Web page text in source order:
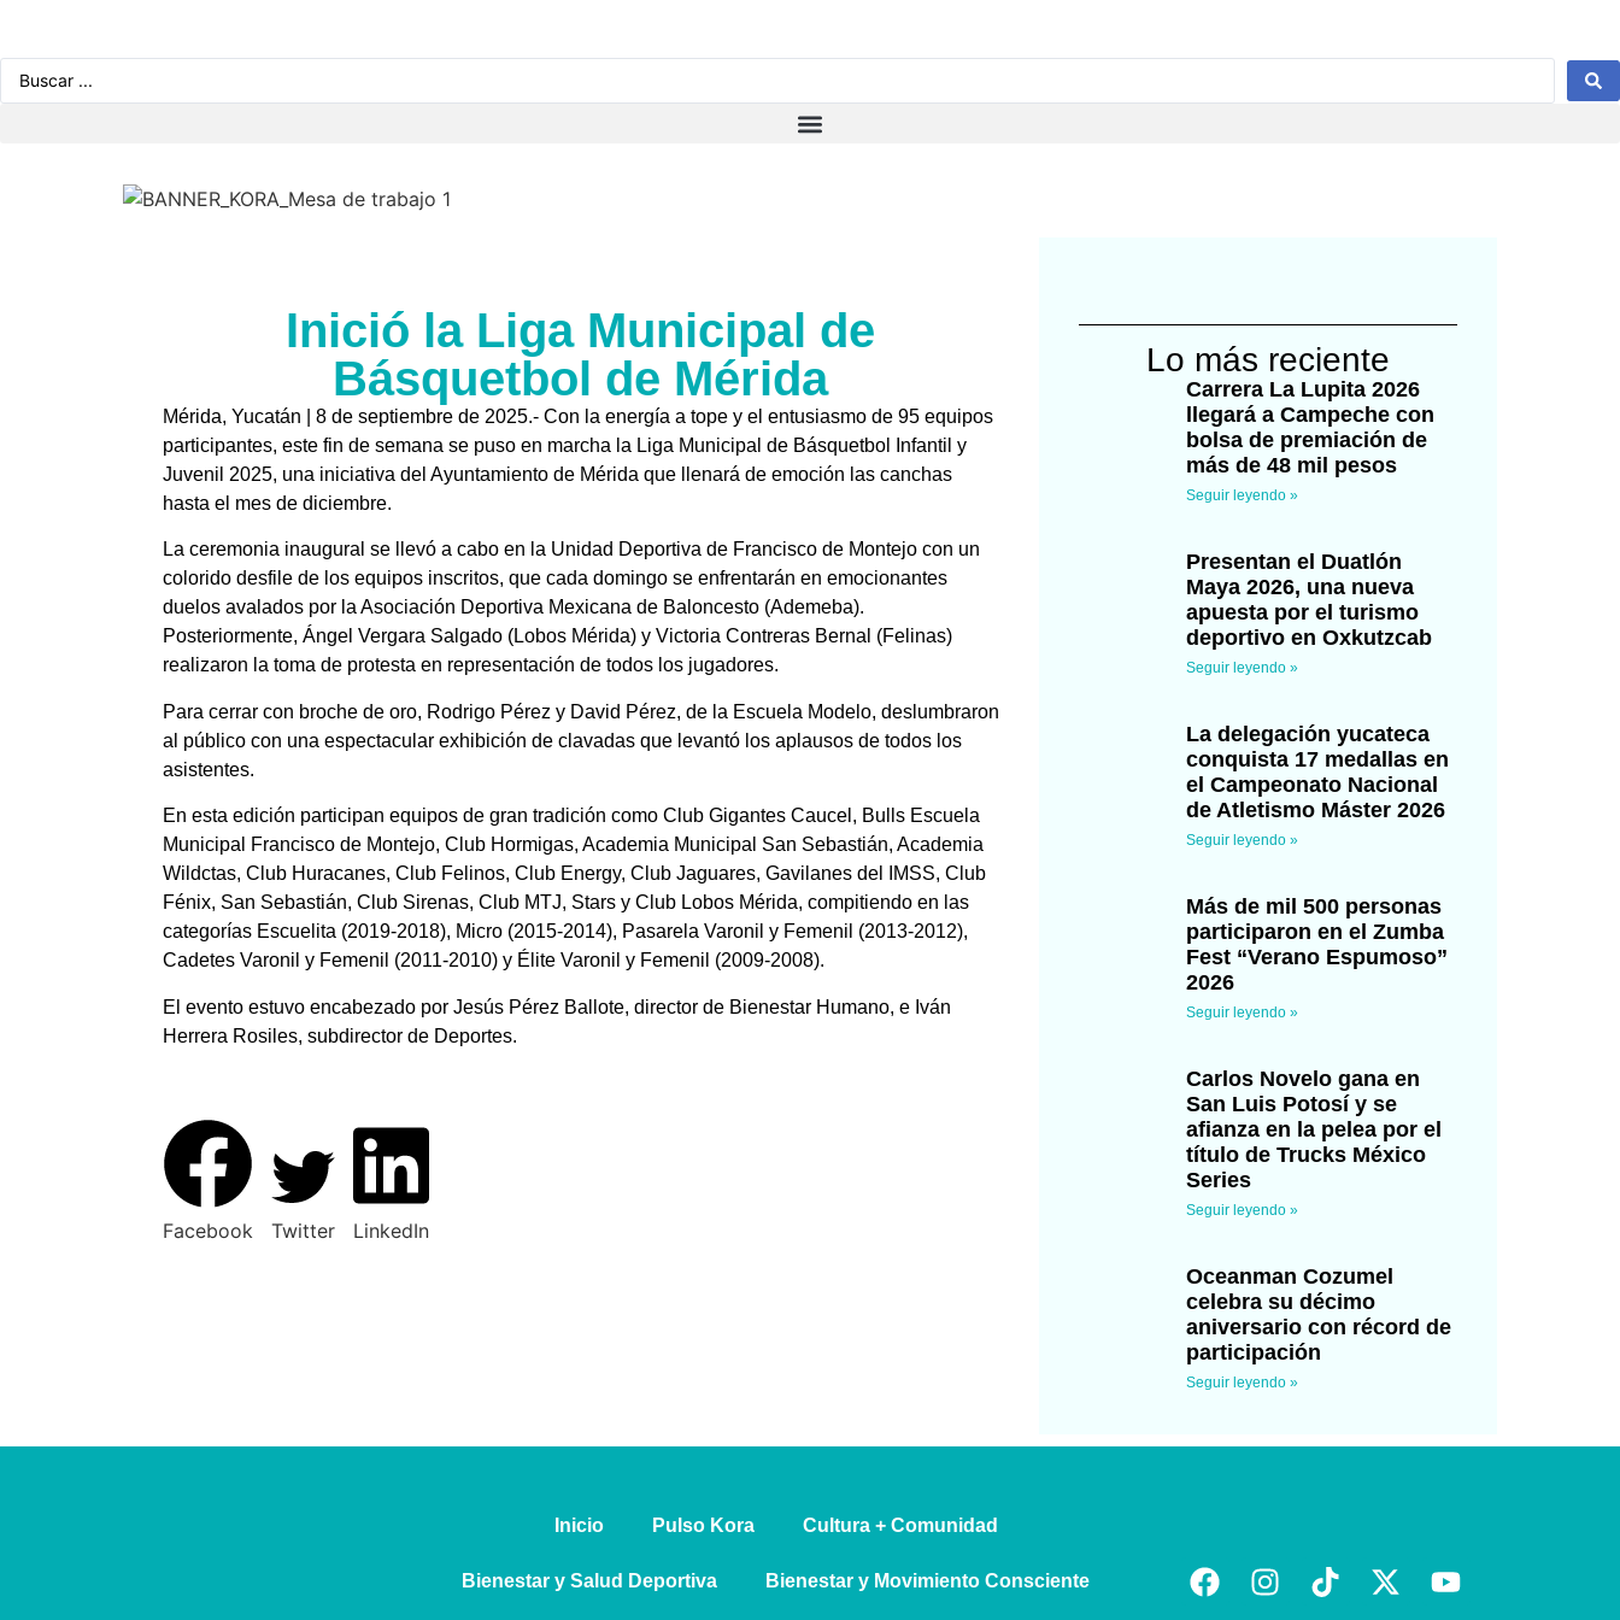
Inició la Liga Municipal de
Básquetbol de Mérida
Mérida, Yucatán | 8 de septiembre de 2025.- Con la energía a tope y el entusiasmo de 95 equipos
participantes, este fin de semana se puso en marcha la Liga Municipal de Básquetbol Infantil y
Juvenil 2025, una iniciativa del Ayuntamiento de Mérida que llenará de emoción las canchas
hasta el mes de diciembre.
La ceremonia inaugural se llevó a cabo en la Unidad Deportiva de Francisco de Montejo con un
colorido desfile de los equipos inscritos, que cada domingo se enfrentarán en emocionantes
duelos avalados por la Asociación Deportiva Mexicana de Baloncesto (Ademeba).
Posteriormente, Ángel Vergara Salgado (Lobos Mérida) y Victoria Contreras Bernal (Felinas)
realizaron la toma de protesta en representación de todos los jugadores.
Para cerrar con broche de oro, Rodrigo Pérez y David Pérez, de la Escuela Modelo, deslumbraron
al público con una espectacular exhibición de clavadas que levantó los aplausos de todos los
asistentes.
En esta edición participan equipos de gran tradición como Club Gigantes Caucel, Bulls Escuela
Municipal Francisco de Montejo, Club Hormigas, Academia Municipal San Sebastián, Academia
Wildctas, Club Huracanes, Club Felinos, Club Energy, Club Jaguares, Gavilanes del IMSS, Club
Fénix, San Sebastián, Club Sirenas, Club MTJ, Stars y Club Lobos Mérida, compitiendo en las
categorías Escuelita (2019-2018), Micro (2015-2014), Pasarela Varonil y Femenil (2013-2012),
Cadetes Varonil y Femenil (2011-2010) y Élite Varonil y Femenil (2009-2008).
El evento estuvo encabezado por Jesús Pérez Ballote, director de Bienestar Humano, e Iván
Herrera Rosiles, subdirector de Deportes.
Facebook Twitter LinkedIn
Lo más reciente
Carrera La Lupita 2026
llegará a Campeche con
bolsa de premiación de
más de 48 mil pesos
Seguir leyendo »
Presentan el Duatlón
Maya 2026, una nueva
apuesta por el turismo
deportivo en Oxkutzcab
Seguir leyendo »
La delegación yucateca
conquista 17 medallas en
el Campeonato Nacional
de Atletismo Máster 2026
Seguir leyendo »
Más de mil 500 personas
participaron en el Zumba
Fest “Verano Espumoso”
2026
Seguir leyendo »
Carlos Novelo gana en
San Luis Potosí y se
afianza en la pelea por el
título de Trucks México
Series
Seguir leyendo »
Oceanman Cozumel
celebra su décimo
aniversario con récord de
participación
Seguir leyendo »
Inicio Pulso Kora ⁠Cultura + Comunidad
⁠Bienestar y Salud Deportiva Bienestar y Movimiento Consciente